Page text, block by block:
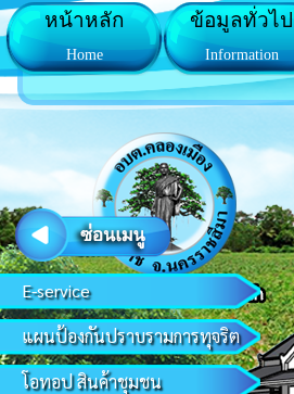
E-service
แผนป้องกันปราบรามการทุจริต
โอทอป สินค้าชุมชน
หน้าหลัก
Home
ข้อมูลทั่วไป
Information